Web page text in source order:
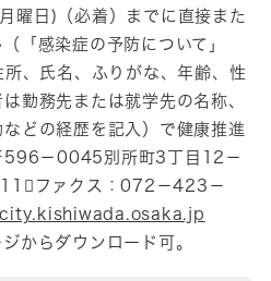
日)（必着）までに直接また
「感染症の予防について」
、氏名、ふりがな、年齢、性
勤務先または就学先の名称、
どの経歴を記入）で健康推進
596－0045別所町3丁目12－
ファクス：072－423－
からダウンロード可。